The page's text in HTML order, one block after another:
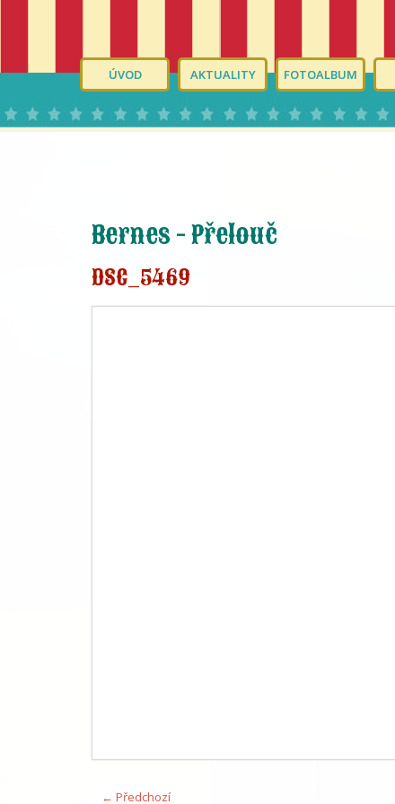
ÚVOD AKTUALITY FOTOALBUM
Bernes - Přelouč
DSC_5469
← Předchozí